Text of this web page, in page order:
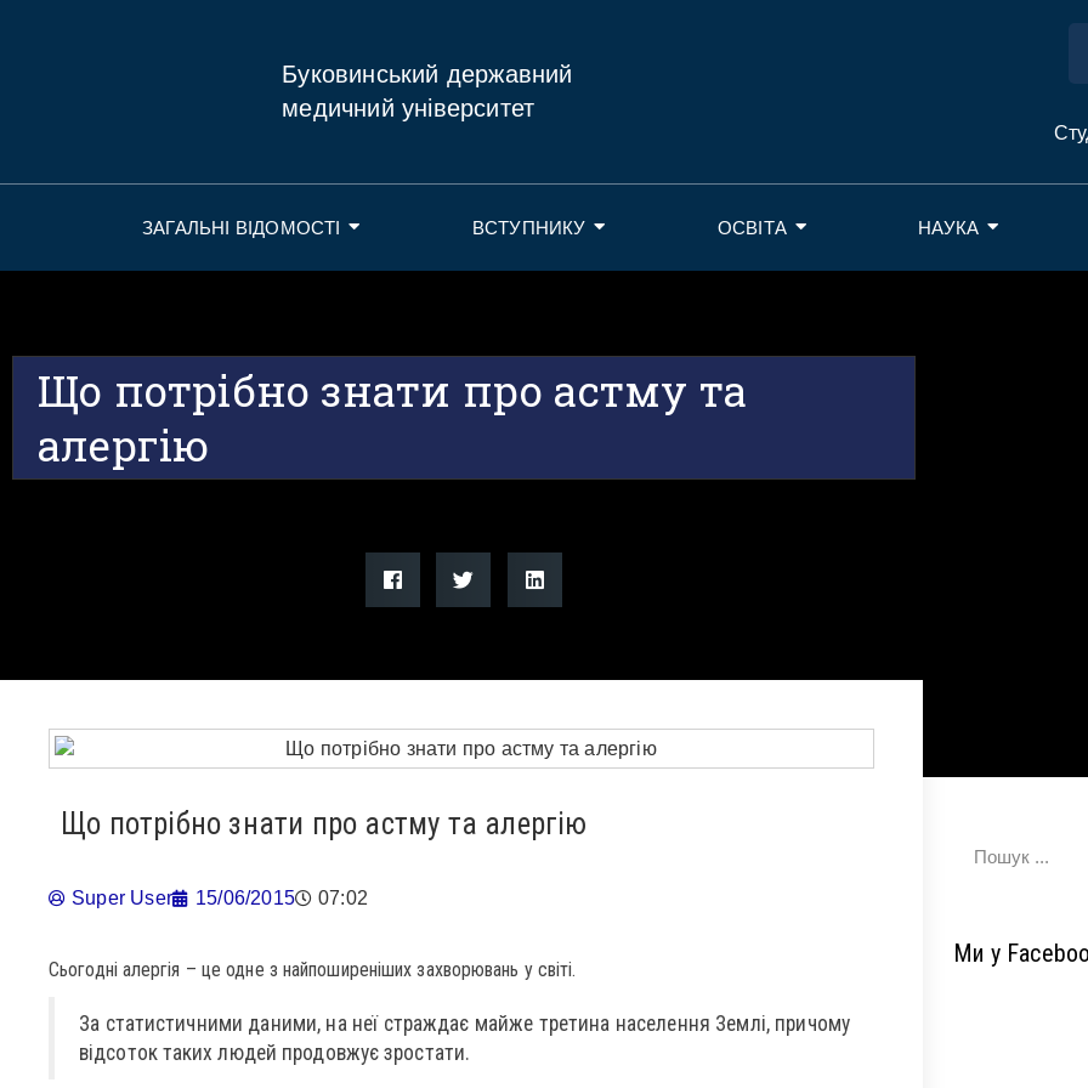
Буковинський державний
медичний університет
ЗАГАЛЬНІ ВІДОМОСТІ ВСТУПНИКУ ОСВІТА НАУКА
Що потрібно знати про астму та
алергію
Що потрібно знати про астму та алергію
Super User 15/06/2015 07:02
Сьогодні алергія – це одне з найпоширеніших захворювань у світі.
За статистичними даними, на неї страждає майже третина населення Землі, причому
відсоток таких людей продовжує зростати.
Ми у